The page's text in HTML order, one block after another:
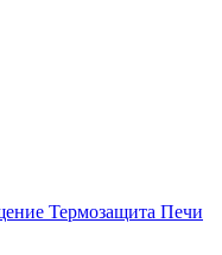
Термозащита Печи